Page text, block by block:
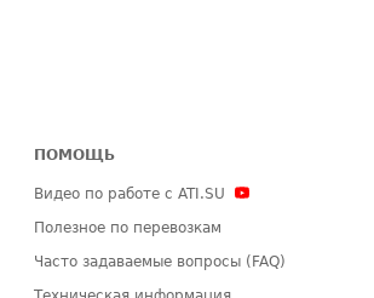
ПОМОЩЬ
Видео по работе с ATI.SU
Полезное по перевозкам
Часто задаваемые вопросы (FAQ)